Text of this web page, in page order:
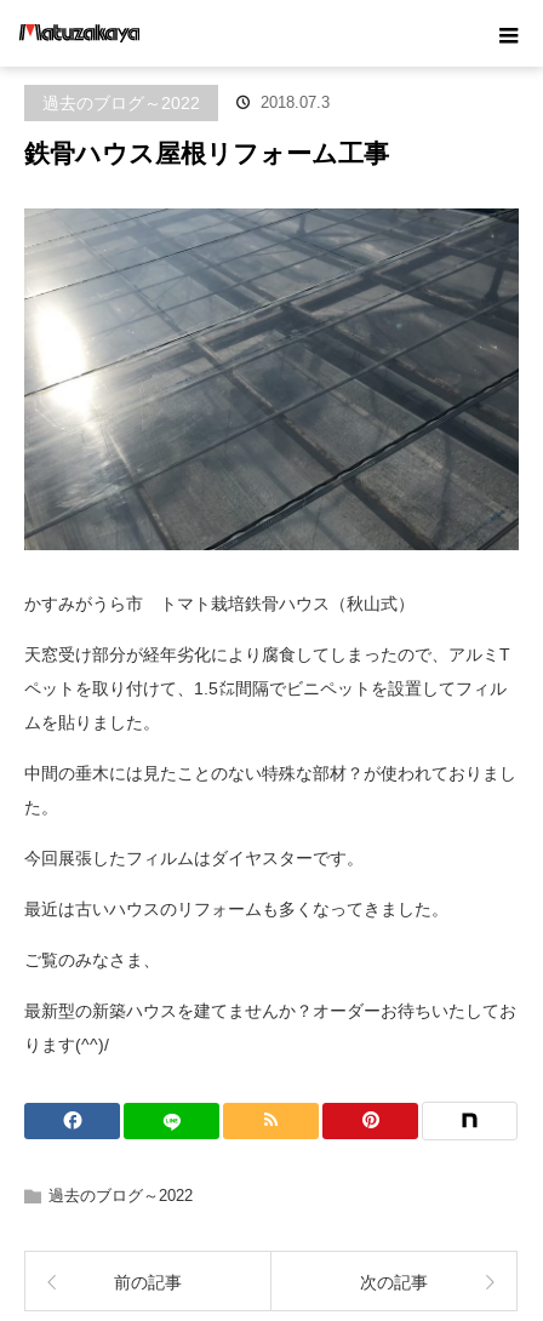
ブログ
鉄骨ハウス屋根リフォーム
過去のブログ～2022 2018.07.3
鉄骨ハウス屋根リフォーム工事
かすみがうら市 トマト栽培鉄骨ハウス（秋山式）
天窓受け部分が経年劣化により腐食してしまったので、アルミT
ペットを取り付けて、1.5㍍間隔でビニペットを設置してフィル
ムを貼りました。
中間の垂木には見たことのない特殊な部材？が使われておりまし
た。
今回展張したフィルムはダイヤスターです。
最近は古いハウスのリフォームも多くなってきました。
ご覧のみなさま、
最新型の新築ハウスを建てませんか？オーダーお待ちいたしてお
ります(^^)/
過去のブログ～2022
前の記事 次の記事